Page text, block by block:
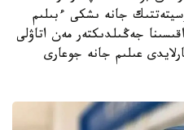
جانە ىشكى ءبىلىم
جەڭىلدىكتەر مەن اتاۋلى
عىلىم جانە جوعارى